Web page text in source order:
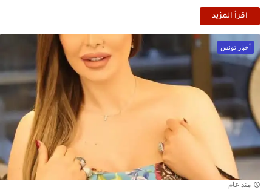
اقرأ المزيد
أخبار تونس
منذ عام